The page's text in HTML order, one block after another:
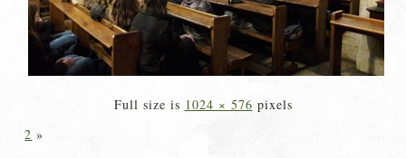
Full size is 1024 × 576 pixels
2 »